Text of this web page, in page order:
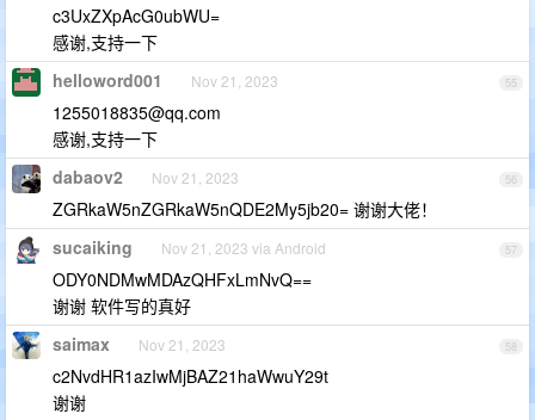
c3UxZXpAcG0ubWU=
感谢,支持一下
55
helloword001 Nov 21, 2023
1255018835@qq.com
感谢,支持一下
56
dabaov2 Nov 21, 2023
ZGRkaW5nZGRkaW5nQDE2My5jb20= 谢谢大佬！
57
sucaiking Nov 21, 2023 via Android
ODY0NDMwMDAzQHFxLmNvQ==
谢谢 软件写的真好
58
saimax Nov 21, 2023
c2NvdHR1azIwMjBAZ21haWwuY29t
谢谢